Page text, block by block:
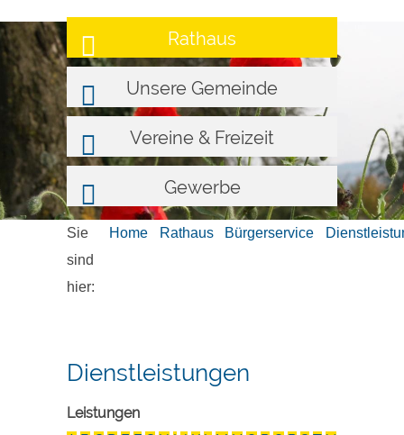
Rathaus
Unsere Gemeinde
Vereine & Freizeit
Gewerbe
Sie
sind
hier:
Home Rathaus Bürgerservice
Dienstleistungen
Leistungen